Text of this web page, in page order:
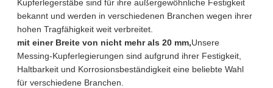
Kupferlegerstäbe sind für ihre außergewöhnliche Festigkeit
bekannt und werden in verschiedenen Branchen wegen ihrer
hohen Tragfähigkeit weit verbreitet.
mit einer Breite von nicht mehr als 20 mm,Unsere
Messing-Kupferlegierungen sind aufgrund ihrer Festigkeit,
Haltbarkeit und Korrosionsbeständigkeit eine beliebte Wahl
für verschiedene Branchen.